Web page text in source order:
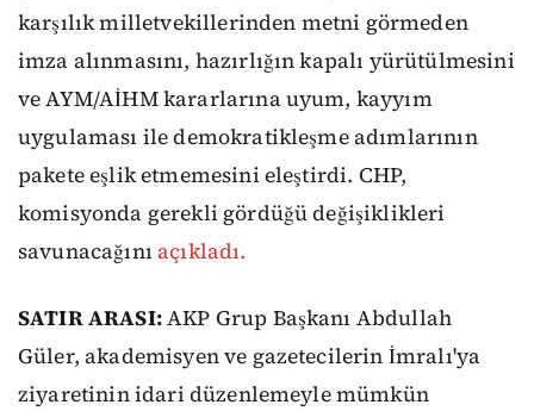
karşılık milletvekillerinden metni görmeden
imza alınmasını, hazırlığın kapalı yürütülmesini
ve AYM/AİHM kararlarına uyum, kayyım
uygulaması ile demokratikleşme adımlarının
pakete eşlik etmemesini eleştirdi. CHP,
komisyonda gerekli gördüğü değişiklikleri
savunacağını açıkladı.
SATIR ARASI:AKP Grup Başkanı Abdullah
Güler, akademisyen ve gazetecilerin İmralı'ya
ziyaretinin idari düzenlemeyle mümkün